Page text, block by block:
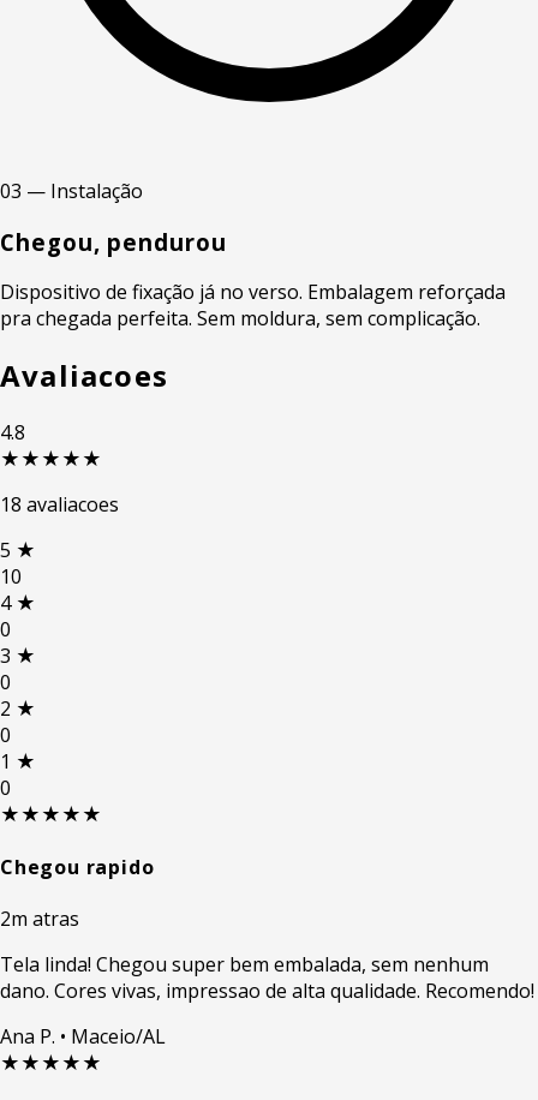
03 — Instalação
Chegou, pendurou
Dispositivo de fixação já no verso. Embalagem reforçada
pra chegada perfeita. Sem moldura, sem complicação.
Avaliacoes
4.8
★★★★★
18 avaliacoes
5 ★
10
4 ★
0
3 ★
0
2 ★
0
1 ★
0
★★★★★
Chegou rapido
2m atras
Tela linda! Chegou super bem embalada, sem nenhum
dano. Cores vivas, impressao de alta qualidade. Recomendo!
Ana P. • Maceio/AL
★★★★★